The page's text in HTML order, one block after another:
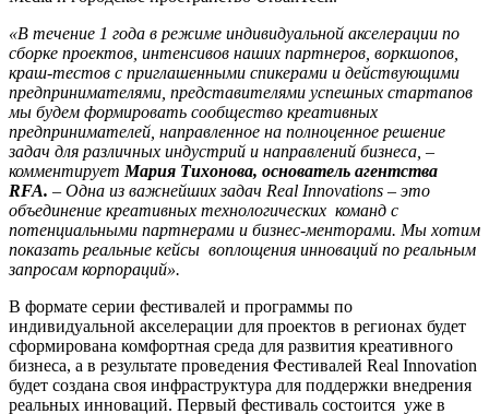
«В течение 1 года в режиме индивидуальной акселерации по
сборке проектов, интенсивов наших партнеров, воркшопов,
краш-тестов с приглашенными спикерами и действующими
предпринимателями, представителями успешных стартапов
мы будем формировать сообщество креативных
предпринимателей, направленное на полноценное решение
задач для различных индустрий и направлений бизнеса, –
комментируетМария Тихонова, основатель агентства
RFA. – Одна из важнейших задач Real Innovations – это
объединение креативных технологических команд с
потенциальными партнерами и бизнес-менторами. Мы хотим
показать реальные кейсы воплощения инноваций по реальным
запросам корпораций».
В формате серии фестивалей и программы по
индивидуальной акселерации для проектов в регионах будет
сформирована комфортная среда для развития креативного
бизнеса, а в результате проведения Фестивалей Real Innovation
будет создана своя инфраструктура для поддержки внедрения
реальных инноваций. Первый фестиваль состоится уже в